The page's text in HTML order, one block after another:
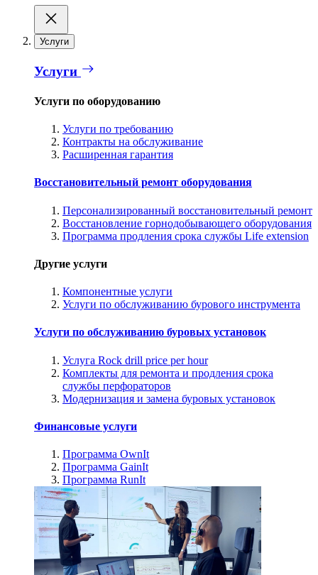
Услуги
Услуги
Услуги по оборудованию
Услуги по требованию
Контракты на обслуживание
Расширенная гарантия
Восстановительный ремонт оборудования
Персонализированный восстановительный ремонт
Восстановление горнодобывающего оборудования
Программа продления срока службы Life extension
Другие услуги
Компонентные услуги
Услуги по обслуживанию бурового инструмента
Услуги по обслуживанию буровых установок
Услуга Rock drill price per hour
Комплекты для ремонта и продления срока
службы перфораторов
Модернизация и замена буровых установок
Финансовые услуги
Программа OwnIt
Программа GainIt
Программа RunIt